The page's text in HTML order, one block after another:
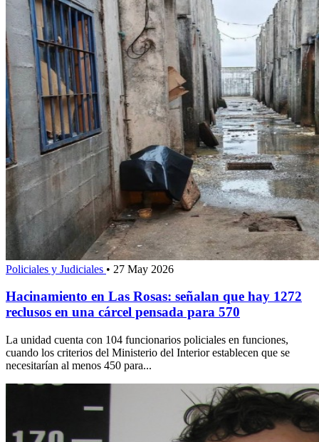
Policiales y Judiciales • 27 May 2026
Hacinamiento en Las Rosas: señalan que hay 1272
reclusos en una cárcel pensada para 570
La unidad cuenta con 104 funcionarios policiales en funciones,
cuando los criterios del Ministerio del Interior establecen que se
necesitarían al menos 450 para...